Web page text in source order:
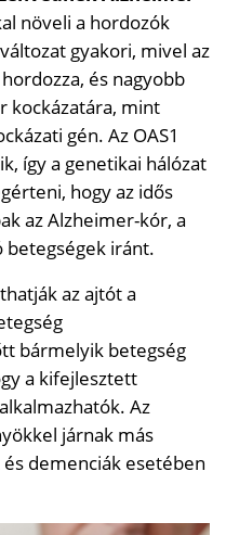
növeli a hordozók
gyakori, mivel az
és nagyobb
kockázatára, mint
gén. Az OAS1
így a genetikai hálózat
hogy az idős
az Alzheimer-kór, a
betegségek iránt.
az ajtót a
bármelyik betegség
a kifejlesztett
Az
járnak más
demenciák esetében